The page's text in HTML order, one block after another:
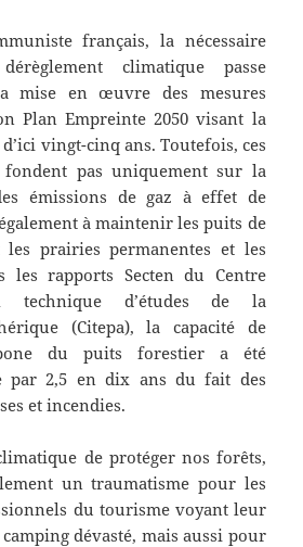
français, la nécessaire
climatique passe
mise en œuvre des mesures
Plan Empreinte 2050 visant la
vingt-cinq ans. Toutefois, ces
pas uniquement sur la
émissions de gaz à effet de
à maintenir les puits de
les prairies permanentes et les
les rapports Secten du Centre
technique d’études de la
(Citepa), la capacité de
du puits forestier a été
par 2,5 en dix ans du fait des
et incendies.
de protéger nos forêts,
un traumatisme pour les
du tourisme voyant leur
dévasté, mais aussi pour